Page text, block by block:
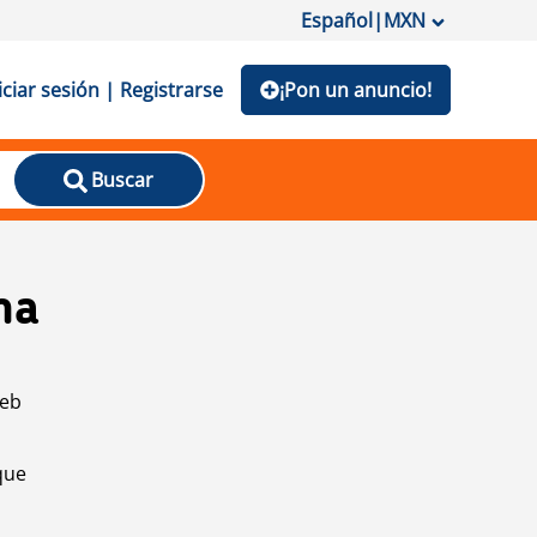
Español|MXN
sesión | Registrarse ¡Pon un anuncio!
Buscar